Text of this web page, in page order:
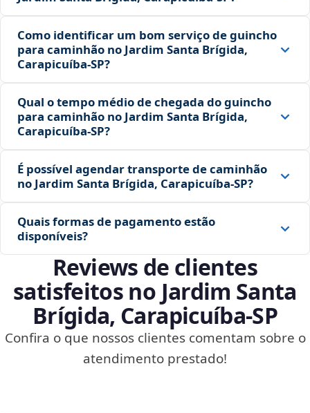
Como identificar um bom serviço de guincho
para caminhão no Jardim Santa Brígida,
Carapicuíba‑SP?
Qual o tempo médio de chegada do guincho
para caminhão no Jardim Santa Brígida,
Carapicuíba‑SP?
É possível agendar transporte de caminhão
no Jardim Santa Brígida, Carapicuíba‑SP?
Quais formas de pagamento estão
disponíveis?
Reviews de clientes
satisfeitos no Jardim Santa
Brígida, Carapicuíba‑SP
Confira o que nossos clientes comentam sobre o
atendimento prestado!